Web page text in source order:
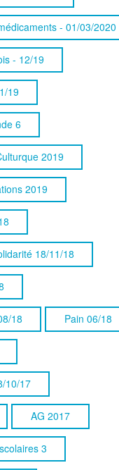
- 01/03/2020
- 12/19
19
6
2019
2019
18/11/18
18 Pain 06/18
10/17
AG 2017
3